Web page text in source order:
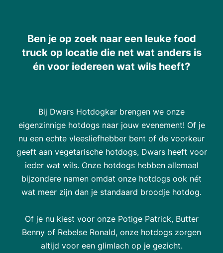
Ben je op zoek naar een leuke food
truck op locatie die net wat anders is
én voor iedereen wat wils heeft?
Bij Dwars Hotdogkar brengen we onze
eigenzinnige hotdogs naar jouw evenement! Of je
nu een echte vleesliefhebber bent of de voorkeur
geeft aan vegetarische hotdogs, Dwars heeft voor
ieder wat wils. Onze hotdogs hebben allemaal
bijzondere namen omdat onze hotdogs ook nét
wat meer zijn dan je standaard broodje hotdog.
Of je nu kiest voor onze Potige Patrick, Butter
Benny of Rebelse Ronald, onze hotdogs zorgen
altijd voor een glimlach op je gezicht.